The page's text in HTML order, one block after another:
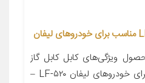
ویژگی‌های کابل کابل گاز
سایر توضیحات – مناسب برای خودروهای لیفان LF-۵۲۰ –